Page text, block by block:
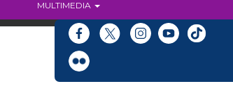
MULTIMEDIA